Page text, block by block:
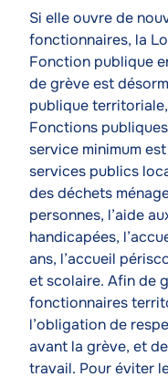
Si elle ouvre de
fonctionnaires, la
Fonction publique
de grève est
publique
Fonctions
service minimum
services publics
des déchets
personnes, l’aide
handicapées,
ans, l’accueil
et scolaire. Afin de
fonctionnaires
l’obligation de
avant la grève, et
travail. Pour éviter